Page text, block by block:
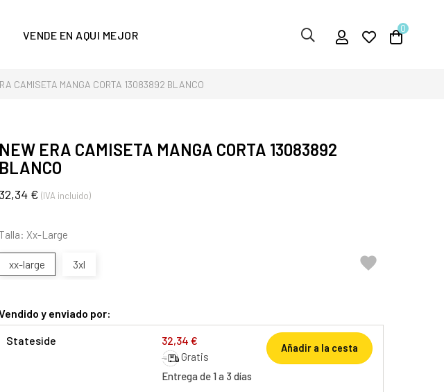
VENDE EN AQUI MEJOR 0
CAMISETA MANGA CORTA 13083892 BLANCO
NEW ERA CAMISETA MANGA CORTA 13083892
BLANCO
32,34 € (IVA incluido)
Talla: Xx-Large
xx-large 3xl 
y enviado por:
Stateside 32,34 €
Gratis
Entrega de 1 a 3 días
Añadir a la cesta